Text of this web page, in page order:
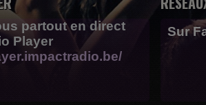
partout en direct
Player
Sur